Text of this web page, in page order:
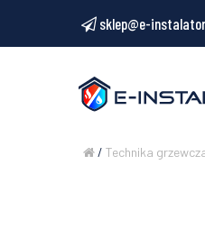
sklep@e-
/ Technika